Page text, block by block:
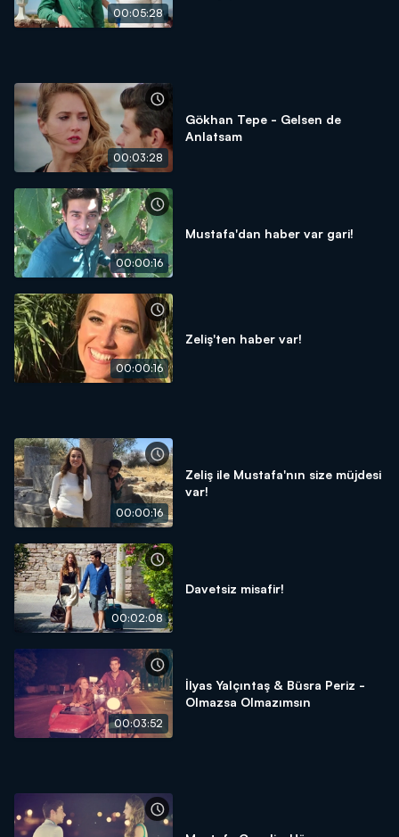
00:05:28
00:03:28
Gökhan Tepe - Gelsen de
Anlatsam
00:00:16
Mustafa'dan haber var gari!
00:00:16
Zeliş'ten haber var!
00:00:16
Zeliş ile Mustafa'nın size müjdesi
var!
00:02:08
Davetsiz misafir!
00:03:52
İlyas Yalçıntaş & Büsra Periz -
Olmazsa Olmazımsın